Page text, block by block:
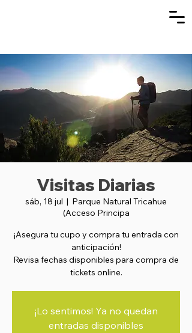
Visitas Diarias
sáb, 18 jul
  |
Parque Natural Tricahue
(Acceso Principa
¡Asegura tu cupo y compra tu entrada con
anticipación!
Revisa fechas disponibles para compra de
tickets online.
¡Lo sentimos! Ya no quedan
entradas disponibles